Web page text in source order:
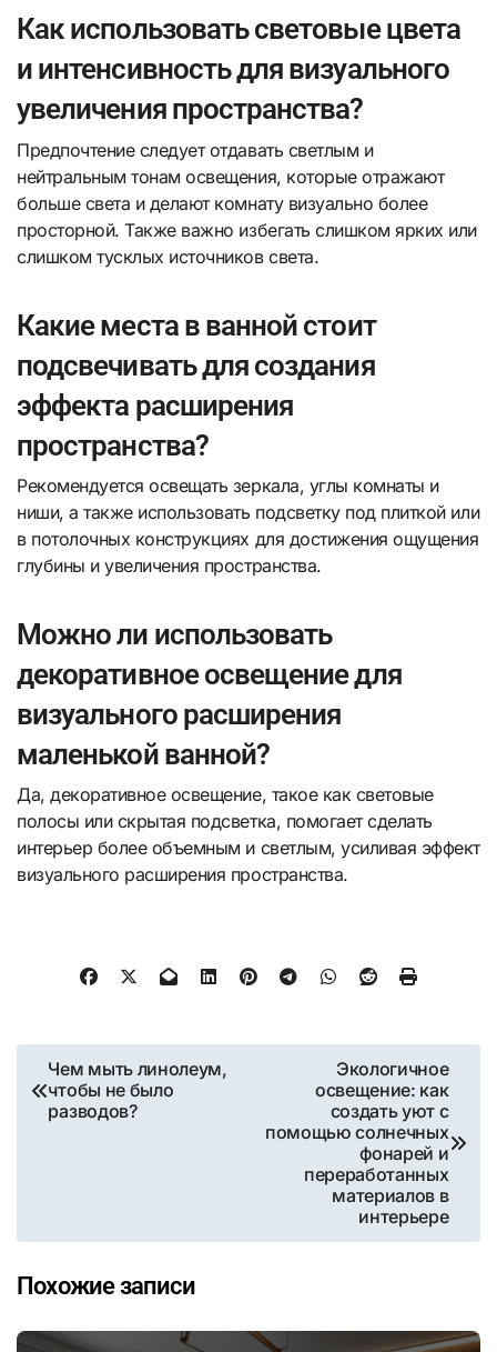
Как использовать световые цвета
и интенсивность для визуального
увеличения пространства?
Предпочтение следует отдавать светлым и
нейтральным тонам освещения, которые отражают
больше света и делают комнату визуально более
просторной. Также важно избегать слишком ярких или
слишком тусклых источников света.
Какие места в ванной стоит
подсвечивать для создания
эффекта расширения
пространства?
Рекомендуется освещать зеркала, углы комнаты и
ниши, а также использовать подсветку под плиткой или
в потолочных конструкциях для достижения ощущения
глубины и увеличения пространства.
Можно ли использовать
декоративное освещение для
визуального расширения
маленькой ванной?
Да, декоративное освещение, такое как световые
полосы или скрытая подсветка, помогает сделать
интерьер более объемным и светлым, усиливая эффект
визуального расширения пространства.
Навигация
по
Чем мыть линолеум,
чтобы не было
разводов?
Экологичное
освещение: как
создать уют с
помощью солнечных
фонарей и
переработанных
материалов в
интерьере
Похожие записи